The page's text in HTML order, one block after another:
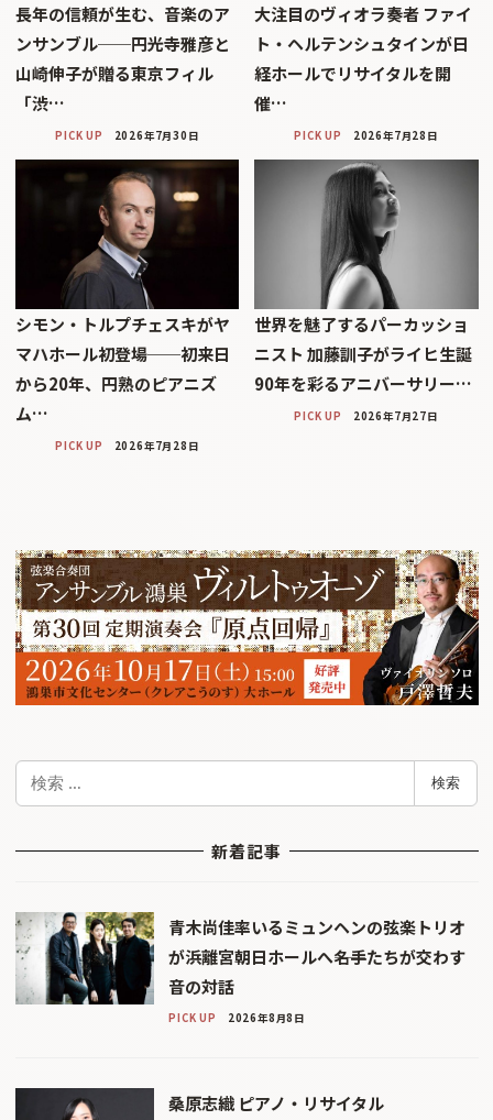
長年の信頼が生む、音楽のア
ンサンブル──円光寺雅彦と
山崎伸子が贈る東京フィル
「渋…
PICK UP 2026年7月30日
大注目のヴィオラ奏者 ファイ
ト・ヘルテンシュタインが日
経ホールでリサイタルを開
催…
PICK UP 2026年7月28日
シモン・トルプチェスキがヤ
マハホール初登場──初来日
から20年、円熟のピアニズ
ム…
PICK UP 2026年7月28日
世界を魅了するパーカッショ
ニスト 加藤訓子がライヒ生誕
90年を彩るアニバーサリー…
PICK UP 2026年7月27日
検
検索
新着記事
青木尚佳率いるミュンヘンの弦楽トリオ
が浜離宮朝日ホールへ――名手たちが交わす
音の対話
PICK UP 2026年8月8日
桑原志織 ピアノ・リサイタル